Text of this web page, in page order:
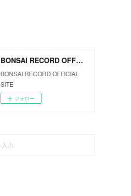
BONSAI RECORD OFFICIAL SITE
BONSAI RECORD OFFICIAL
SITE
フォロー